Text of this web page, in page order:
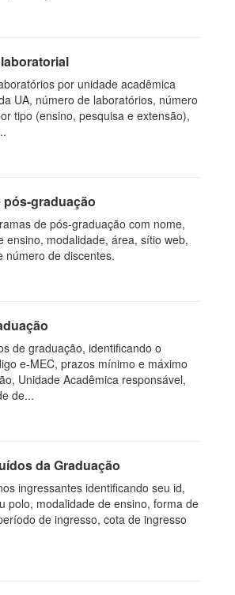
por unidade acadêmica
UA, número de laboratórios, número
tipo (ensino, pesquisa e extensão),
pós-graduação
de pós-graduação com nome,
ensino, modalidade, área, sítio web,
número de discentes.
de graduação, identificando o
e-MEC, prazos mínimo e máximo
Unidade Acadêmica responsável,
de...
da Graduação
ingressantes identificando seu id,
polo, modalidade de ensino, forma de
de ingresso, cota de ingresso